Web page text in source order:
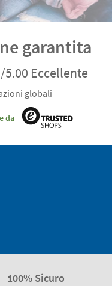
garantita
5.00 Eccellente
globali
da
100% Sicuro